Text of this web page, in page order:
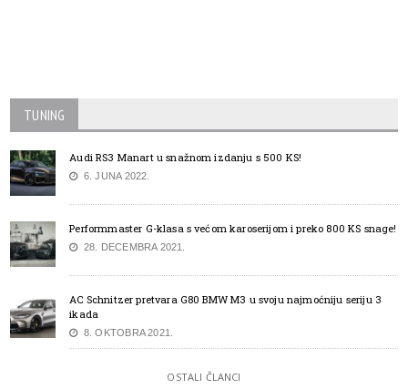
TUNING
Audi RS3 Manart u snažnom izdanju s 500 KS!
6. JUNA 2022.
Performmaster G-klasa s većom karoserijom i preko 800 KS snage!
28. DECEMBRA 2021.
AC Schnitzer pretvara G80 BMW M3 u svoju najmoćniju seriju 3
ikada
8. OKTOBRA 2021.
OSTALI ČLANCI